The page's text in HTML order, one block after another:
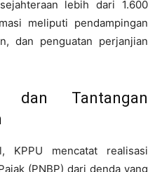
lebih dari 1.600
meliputi pendampingan
dan penguatan perjanjian
dan Tantangan
KPPU mencatat realisasi
(PNBP) dari denda yang